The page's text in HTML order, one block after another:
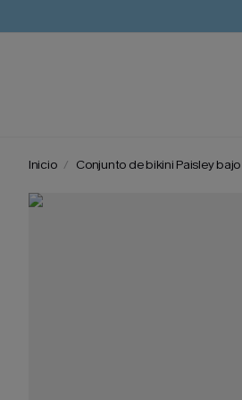
Inicio Conjunto de bikini Paisley